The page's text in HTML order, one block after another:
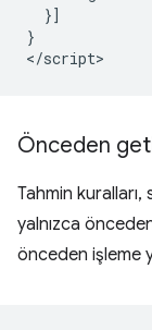
  }]
}
Önceden
Tahmin
yalnızca
önceden işleme